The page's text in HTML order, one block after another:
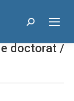
Search:
doctorat /